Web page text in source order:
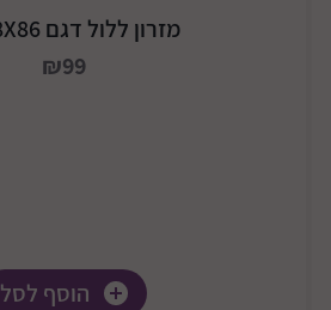
מזרון ללול דגם 78X86 סמ
₪99
הוסף לסל